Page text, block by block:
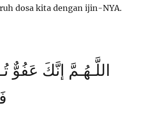
dosa kita dengan ijin-NYA.
اللَّـهُـمَّ إنَّكَ عَفُوٌّ